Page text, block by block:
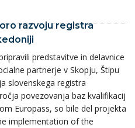
razvoju registra
predstavitve in delavnice
partnerje v Skopju, Štipu
slovenskega registra
povezovanja baz kvalifikacij
Europass, so bile del projekta
implementation of the